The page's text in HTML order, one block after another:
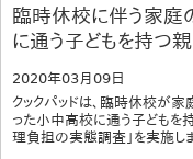
臨時休校に伴う家庭
に通う子どもを持つ親
2020年03月09日
クックパッドは、臨時休校が
った小中高校に通う子ども
理負担の実態調査」を実施し